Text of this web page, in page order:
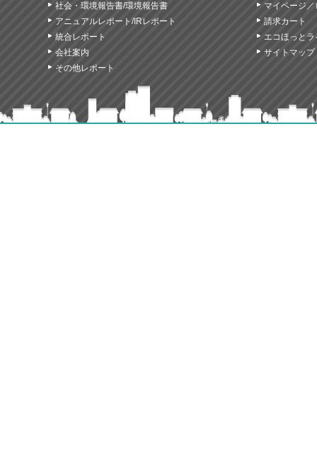
社会・環境報告書/環境報告書
アニュアルレポート/IRレポート
統合レポート
会社案内
その他レポート
マイページ
請求カート
エコほっと
サイトマップ